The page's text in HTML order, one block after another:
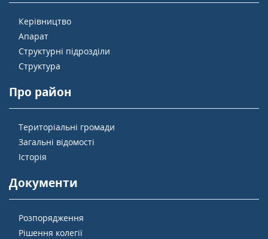
Керівництво
Апарат
Структурні підрозділи
Структура
Про район
Територіальні громади
Загальні відомості
Історія
Документи
Розпорядження
Рішення колегії